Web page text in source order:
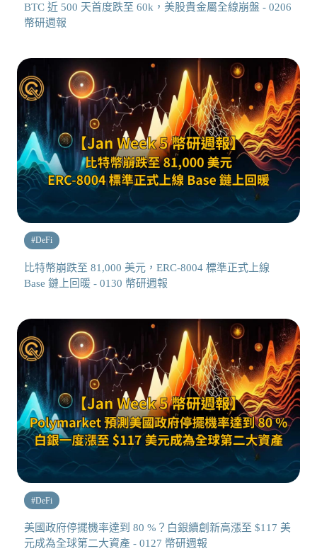
BTC 近 500 天首度跌至 60k，美股貴金屬全線崩盤 - 0206
幣研週報
#DeFi
比特幣崩跌至 81,000 美元，ERC-8004 標準正式上線
Base 鏈上回暖 - 0130 幣研週報
#DeFi
美國政府停擺機率達到 80 %？白銀續創新高漲至 $117 美
元成為全球第二大資產 - 0127 幣研週報